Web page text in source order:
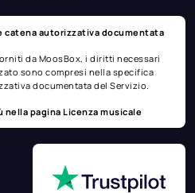
catena autorizzativa documentata
da MoosBox, i diritti necessari
sono compresi nella specifica
documentata del Servizio.
nella paginaLicenza musicale